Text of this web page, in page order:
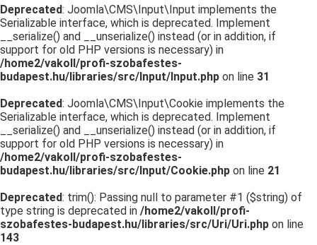
Deprecated: Joomla\CMS\Input\Input implements the
Serializable interface, which is deprecated. Implement
__serialize() and __unserialize() instead (or in addition, if
support for old PHP versions is necessary) in
/home2/vakoll/profi-szobafestes-
budapest.hu/libraries/src/Input/Input.php on line 31
Deprecated: Joomla\CMS\Input\Cookie implements the
Serializable interface, which is deprecated. Implement
__serialize() and __unserialize() instead (or in addition, if
support for old PHP versions is necessary) in
/home2/vakoll/profi-szobafestes-
budapest.hu/libraries/src/Input/Cookie.php on line 21
Deprecated: trim(): Passing null to parameter #1 ($string) of
type string is deprecated in /home2/vakoll/profi-
szobafestes-budapest.hu/libraries/src/Uri/Uri.php on line
143